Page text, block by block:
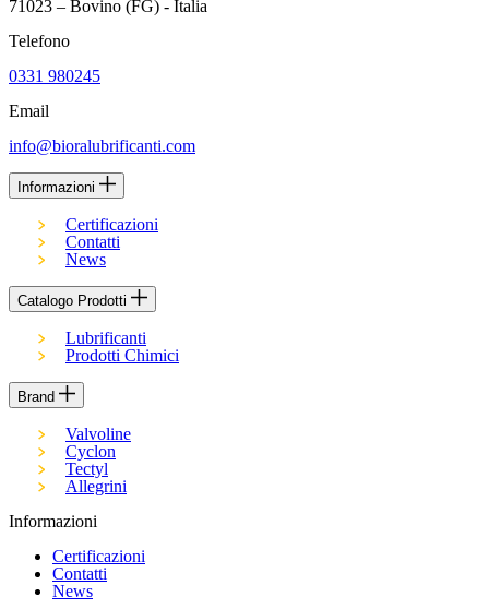
71023 – Bovino (FG) - Italia
Telefono
0331 980245
Email
info@bioralubrificanti.com
Informazioni
Certificazioni
Contatti
News
Catalogo Prodotti
Lubrificanti
Prodotti Chimici
Brand
Valvoline
Cyclon
Tectyl
Allegrini
Informazioni
Certificazioni
Contatti
News